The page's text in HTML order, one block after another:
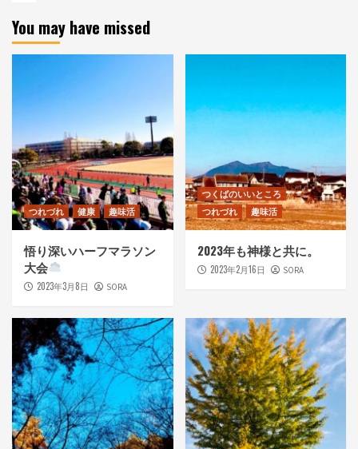
You may have missed
つれづれ 健康 趣味活
悟り深いハーフマラソン
大会
2023年3月8日 SORA
つくばのいいところ
つれづれ
趣味活
2023年も神様と共に。
2023年2月16日 SORA